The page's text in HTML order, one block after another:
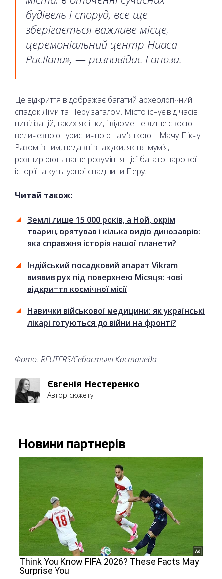
будівель і споруд, все ще
зберігається важливе місце,
церемоніальний центр Huaca
Pucllana», — розповідає Ганоза.
Це відкриття відображає багатий археологічний
спадок Ліми та Перу загалом. Місто існує від часів
цивілізацій, таких як інки, і відоме не лише своєю
величезною туристичною пам'яткою – Мачу-Пікчу.
Разом із тим, недавні знахідки, як ця мумія,
розширюють наше розуміння цієї багатошарової
історії та культурної спадщини Перу.
Читай також:
Землі лише 15 000 років, а Ной, окрім
тварин, врятував і кілька видів динозаврів:
яка справжня історія нашої планети?
Індійський посадковий апарат Vikram
виявив рух під поверхнею Місяця: нові
відкриття космічної місії
Навички військової медицини: як українські
лікарі готуються до війни на фронті?
Фото: REUTERS/Себастьян Кастанеда
Євгенія Нестеренко
Автор сюжету